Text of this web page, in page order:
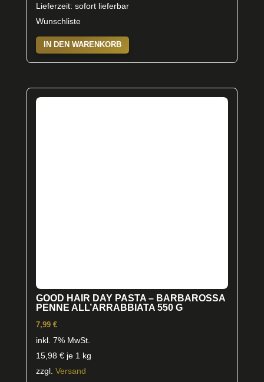
Lieferzeit: sofort lieferbar
Wunschliste
IN DEN WARENKORB
GOOD HAIR DAY PASTA – BARBAROSSA
PENNE ALL’ARRABBIATA 550 G
7,99 €
inkl. 7% MwSt.
15,98 €je 1 kg
zzgl. Versand